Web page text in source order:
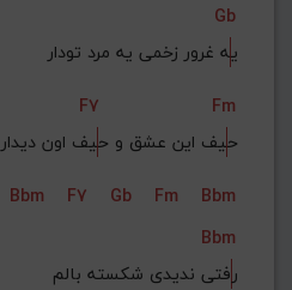
Gb
یه غرور زخمی یه مرد تودار
F7
Fm
حیف این عشق و حیف اون دیدار
Bbm
F7 Gb Fm
Bbm
Bbm
رفتی ندیدی شکسته بالم